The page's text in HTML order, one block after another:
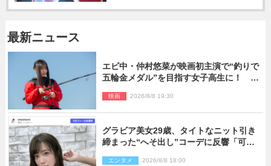
最新ニュース
エビ中・仲村悠菜が映画初主演で“釣りで
五輪金メダル”を目指す女子高生に！ 映
映画 2026/8/8 19:30
グラビア美女29歳、タイトなニット引き
締まった“へそ出し”コーデに反響「可愛
エンタメ 2026/8/8 18:00